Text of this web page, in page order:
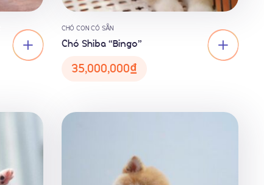
CHÓ CON CÓ SẴN
Chó Shiba “Bingo”
35,000,000₫